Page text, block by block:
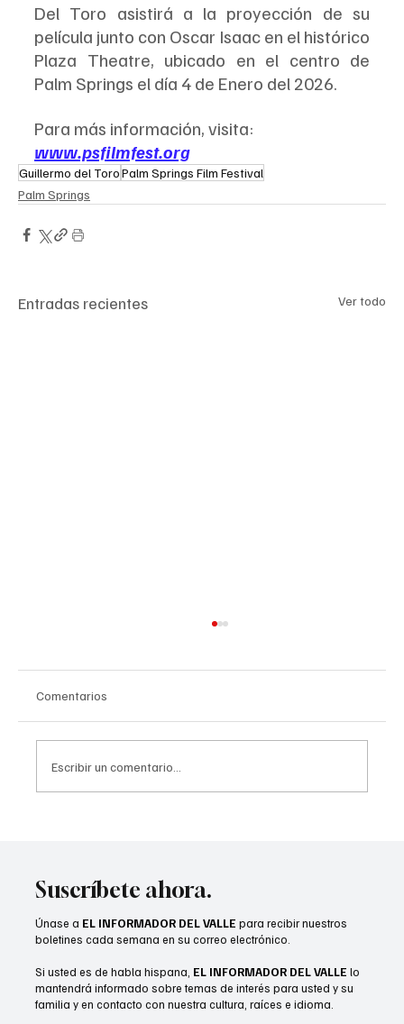
Del Toro asistirá a la proyección de su
película junto con Oscar Isaac en el histórico
Plaza Theatre, ubicado en el centro de
Palm Springs el día 4 de Enero del 2026.
Para más información, visita:
www.psfilmfest.org
Guillermo del ToroPalm Springs Film Festival
Palm Springs
Entradas recientes Ver todo
Comentarios
Escribir un comentario...
Suscríbete ahora.
Únase a EL INFORMADOR DEL VALLE para recibir nuestros
boletines cada semana en su correo electrónico.
Si usted es de habla hispana, EL INFORMADOR DEL VALLE lo
mantendrá informado sobre temas de interés para usted y su
familia y en contacto con nuestra cultura, raíces e idioma.